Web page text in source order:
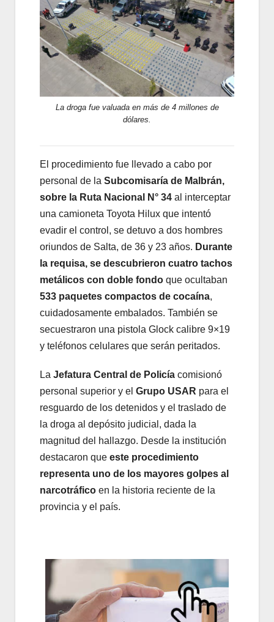
La droga fue valuada en más de 4 millones de
dólares.
El procedimiento fue llevado a cabo por
personal de la Subcomisaría de Malbrán,
sobre la Ruta Nacional N° 34 al interceptar
una camioneta Toyota Hilux que intentó
evadir el control, se detuvo a dos hombres
oriundos de Salta, de 36 y 23 años. Durante
la requisa, se descubrieron cuatro tachos
metálicos con doble fondo que ocultaban
533 paquetes compactos de cocaína,
cuidadosamente embalados. También se
secuestraron una pistola Glock calibre 9×19
y teléfonos celulares que serán peritados.
La Jefatura Central de Policía comisionó
personal superior y el Grupo USAR para el
resguardo de los detenidos y el traslado de
la droga al depósito judicial, dada la
magnitud del hallazgo. Desde la institución
destacaron que este procedimiento
representa uno de los mayores golpes al
narcotráfico en la historia reciente de la
provincia y el país.